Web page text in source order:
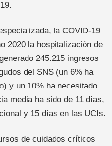
la COVID-19
2020 la hospitalización de
245.215 ingresos
del SNS (un 6% ha
y un 10% ha necesitado
media ha sido de 11 días,
y 15 días en las UCIs.
de cuidados críticos